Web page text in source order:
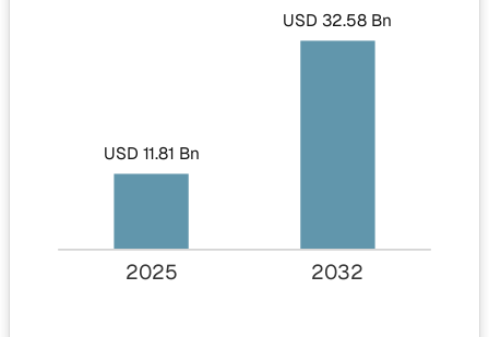
USD 11.81 Bn
USD 32.58 Bn
2025 2032